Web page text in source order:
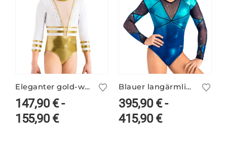
Eleganter gold-weißer Turnanzug ANIKE/1
147,90€-
155,90€
Blauer langärmliger Turnanzug VALERIE/1 mit Farbverlauf
395,90€-
415,90€